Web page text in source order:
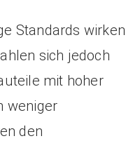
Standards wirken
sich jedoch
mit hoher
weniger
den